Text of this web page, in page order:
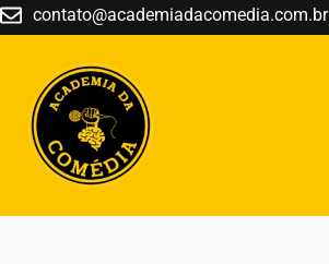
contato@academiadacomedia.com.br